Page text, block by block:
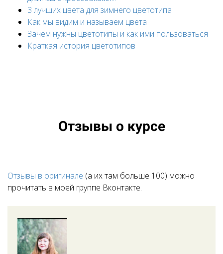
3 лучших цвета для зимнего цветотипа
Как мы видим и называем цвета
Зачем нужны цветотипы и как ими пользоваться
Краткая история цветотипов
Отзывы о курсе
Отзывы в оригинале (а их там больше 100) можно
прочитать в моей группе Вконтакте.